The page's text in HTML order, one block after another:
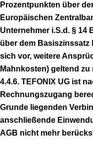
Prozentpunkten über
Europäischen
Unternehmer i.S.d. § 14
über dem Basiszinssatz
sich vor, weitere
Mahnkosten) geltend zu
4.4.6. TEFONIX UG ist
Rechnungszugang
Grunde liegenden
anschließende
AGB nicht mehr